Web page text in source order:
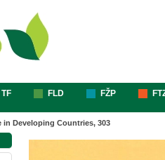
TF FLD FŽP
Developing Countries, 303